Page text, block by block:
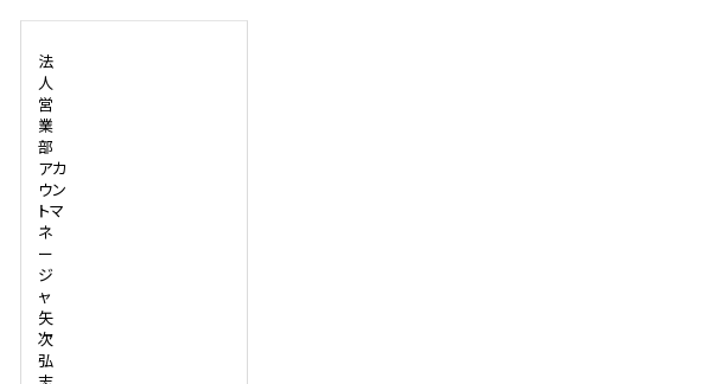
法
人
営
業
部
アカ
ウン
トマ
ネ
ー
ジ
ャ
矢
次
弘